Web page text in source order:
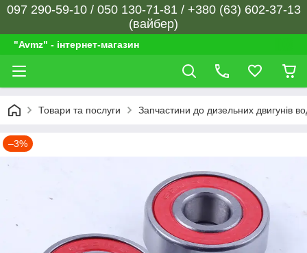
097 290-59-10 / 050 130-71-81 / +380 (63) 602-37-13
(вайбер)
"Avmz" - інтернет-магазин
Товари та послуги Запчастини до дизельних двигунів
–3%